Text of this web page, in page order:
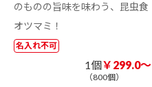
のものの旨味を味わう、昆虫食
オツマミ！
名入れ不可
1個￥299.0～
（800個）